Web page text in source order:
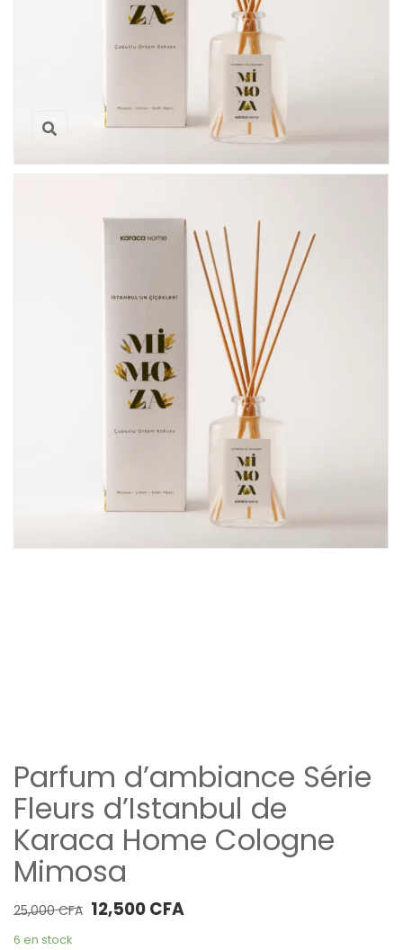
Parfum d’ambiance Série
Fleurs d’Istanbul de
Karaca Home Cologne
Mimosa
25,000CFA Le prix initial était : 25,000 CFA.
12,500CFA
6 en stock